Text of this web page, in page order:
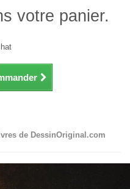
votre panier.
de DessinOriginal.com